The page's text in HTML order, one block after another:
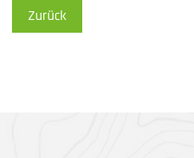
Zurück